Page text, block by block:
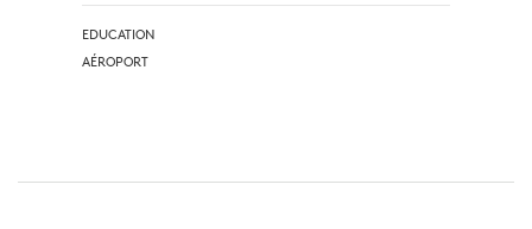
EDUCATION
AÉROPORT